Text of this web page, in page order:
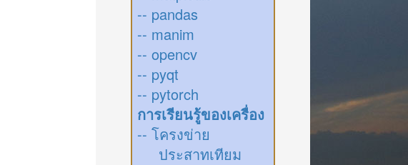
-- pandas
-- manim
-- opencv
-- pyqt
-- pytorch
การเรียนรู้ของเครื่อง
-- โครงข่าย
ประสาทเทียม